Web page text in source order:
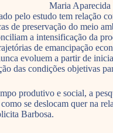
Maria Aparecida
pelo estudo tem relação
de preservação do meio
a intensificação da
de emancipação
evoluem a partir de
das condições objetivas
produtivo e social, a
se deslocam quer na
Barbosa.